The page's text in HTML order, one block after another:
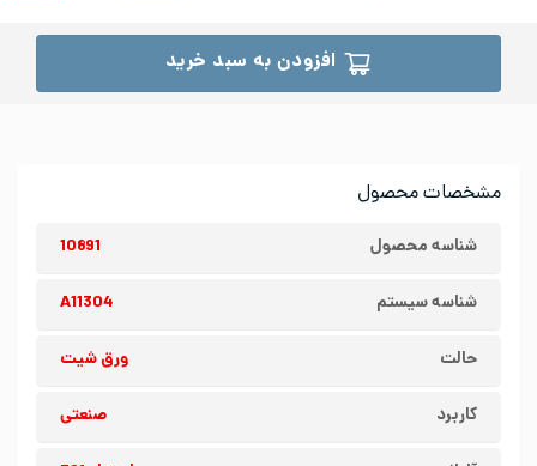
مشخصات محصول
شناسه محصول 10891
شناسه سیستم A11304
حالت ورق شیت
کاربرد صنعتی
افزودن به سبد خرید